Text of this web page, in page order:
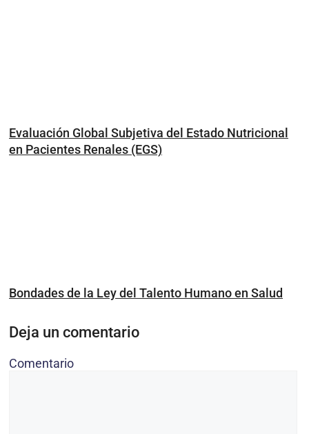
Evaluación Global Subjetiva del Estado Nutricional
en Pacientes Renales (EGS)
Bondades de la Ley del Talento Humano en Salud
Deja un comentario
Comentario